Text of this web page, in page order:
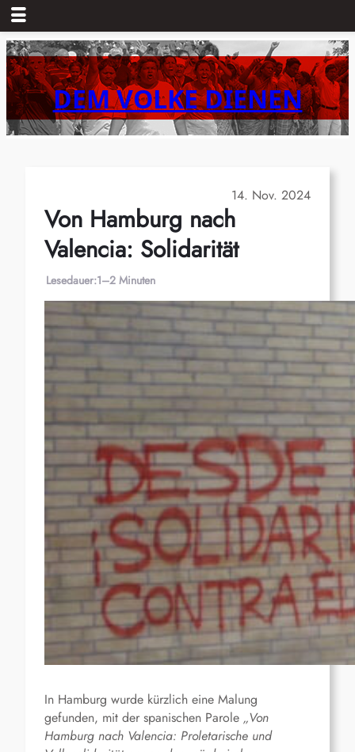
Zum
Inhalt
springenDEM VOLKE DIENEN
14. Nov. 2024
Von Hamburg nach
Valencia: Solidarität
Lesedauer:1–2 Minuten
In Hamburg wurde kürzlich eine Malung
gefunden, mit der spanischen Parole „Von
Hamburg nach Valencia: Proletarische und